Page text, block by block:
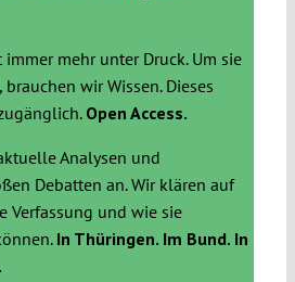
immer mehr unter Druck. Um sie
wir Wissen. Dieses
Open Access.
Analysen und
Debatten an. Wir klären auf
Verfassung und wie sie
In Thüringen. Im Bund. In